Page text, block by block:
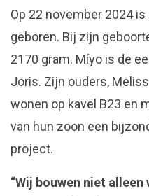
Op 22 november 2024
geboren. Bij zijn
2170 gram. Míyo is de
Joris. Zijn ouders,
wonen op kavel B23 en
van hun zoon een
project.
“Wij bouwen niet